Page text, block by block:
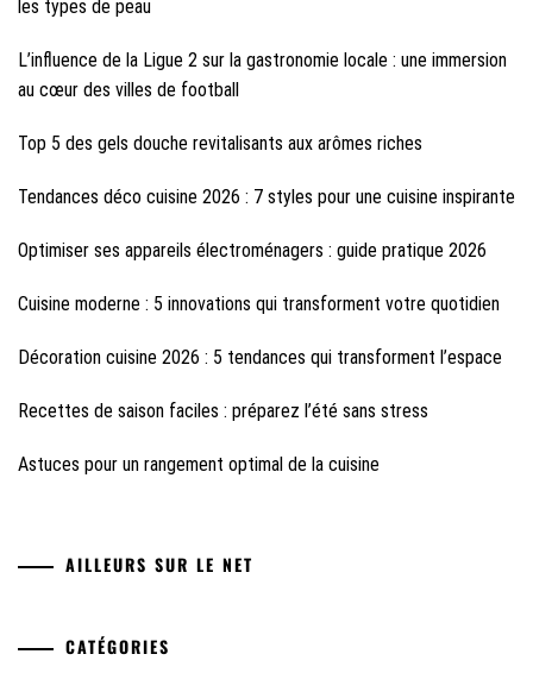
les types de peau
L’influence de la Ligue 2 sur la gastronomie locale : une immersion
au cœur des villes de football
Top 5 des gels douche revitalisants aux arômes riches
Tendances déco cuisine 2026 : 7 styles pour une cuisine inspirante
Optimiser ses appareils électroménagers : guide pratique 2026
Cuisine moderne : 5 innovations qui transforment votre quotidien
Décoration cuisine 2026 : 5 tendances qui transforment l’espace
Recettes de saison faciles : préparez l’été sans stress
Astuces pour un rangement optimal de la cuisine
AILLEURS SUR LE NET
CATÉGORIES